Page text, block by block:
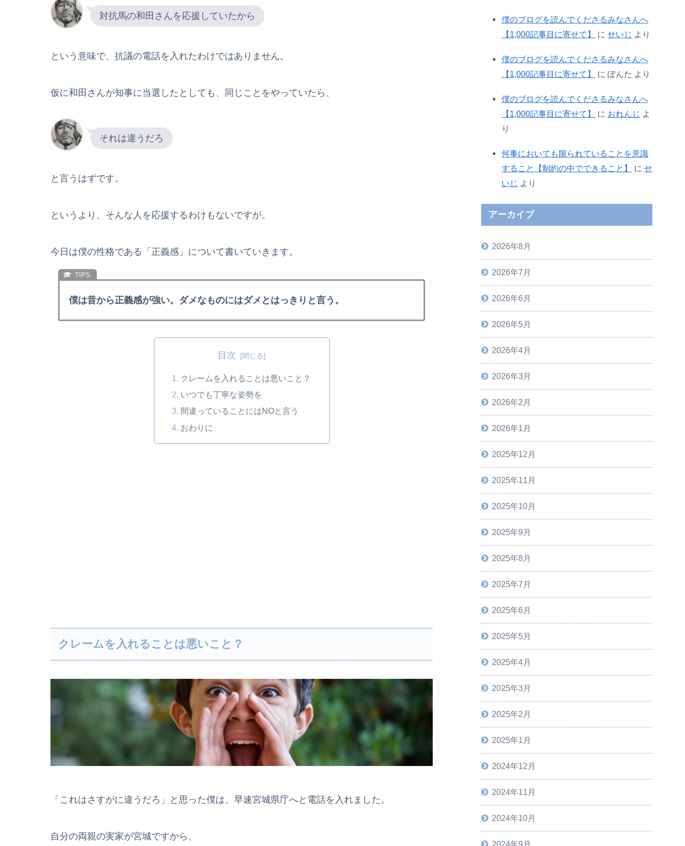
対抗馬の和田さんを応援していたから
という意味で、抗議の電話を入れたわけではありません。
仮に和田さんが知事に当選したとしても、同じことをやっていたら、
それは違うだろ
と言うはずです。
というより、そんな人を応援するわけもないですが。
今日は僕の性格である「正義感」について書いていきます。
僕は昔から正義感が強い。ダメなものにはダメとはっきりと言う。
目次
クレームを入れることは悪いこと？
いつでも丁寧な姿勢を
間違っていることにはNOと言う
おわりに
クレームを入れることは悪いこと？
「これはさすがに違うだろ」と思った僕は、早速宮城県庁へと電話を入れました。
自分の両親の実家が宮城ですから、
僕のブログを読んでくださるみなさんへ
【1,000記事目に寄せて】
に せいじ より
僕のブログを読んでくださるみなさんへ
【1,000記事目に寄せて】
に ぽんた より
僕のブログを読んでくださるみなさんへ
【1,000記事目に寄せて】
に おれんじ よ
り
何事においても限られていることを意識
すること【制約の中でできること】
に せ
いじ より
アーカイブ
2026年8月
2026年7月
2026年6月
2026年5月
2026年4月
2026年3月
2026年2月
2026年1月
2025年12月
2025年11月
2025年10月
2025年9月
2025年8月
2025年7月
2025年6月
2025年5月
2025年4月
2025年3月
2025年2月
2025年1月
2024年12月
2024年11月
2024年10月
2024年9月